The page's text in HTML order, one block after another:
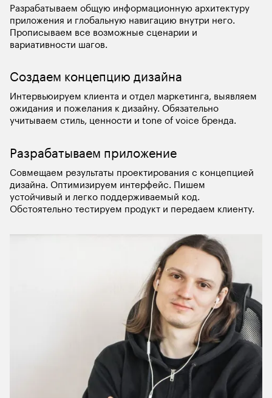
Разрабатываем общую информационную архитектуру
приложения и глобальную навигацию внутри него.
Прописываем все возможные сценарии и
вариативности шагов.
Создаем концепцию дизайна
Интервьюируем клиента и отдел маркетинга, выявляем
ожидания и пожелания к дизайну. Обязательно
учитываем стиль, ценности и tone of voice бренда.
Разрабатываем приложение
Совмещаем результаты проектирования с концепцией
дизайна. Оптимизируем интерфейс. Пишем
устойчивый и легко поддерживаемый код.
Обстоятельно тестируем продукт и передаем клиенту.